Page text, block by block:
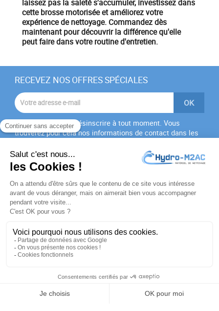
laissez pas la saleté s'accumuler, investissez dans
cette brosse motorisée et améliorez votre
expérience de nettoyage. Commandez dès
maintenantpour découvrir la différence qu'elle
peut faire dans votre routine d'entretien.
RECEVEZ NOS OFFRES SPÉCIALES
Vous pouvez vous désinscrire à tout moment. Vous
trouverez pour cela nos informations de contact dans les
J'accepte lesconditions générales
politique de
confidentialité
PRODUITS
NOTRE SOCIÉTÉ
VOTRE COMPTE